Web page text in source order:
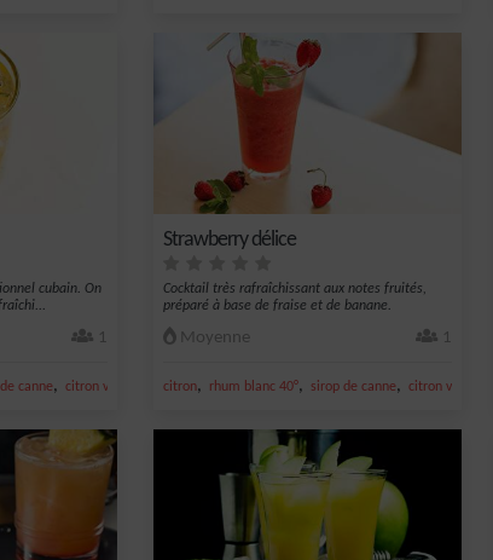
cubain. On
1
canne, citron vert frais ,rhum ambré
Strawberry délice
Cocktail très rafraîchissant aux notes fruités,
préparé à base de fraise et de banane.
Moyenne 1
citron, rhum blanc 40°, sirop de canne, citron vert frais